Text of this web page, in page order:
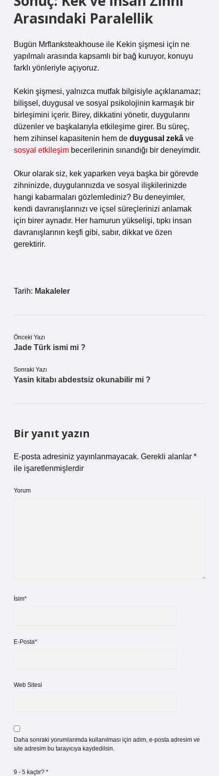
Arasındaki Paralellik
Bugün Mrflanksteakhouse ile Kekin şişmesi için ne
yapılmalı arasında kapsamlı bir bağ kuruyor, konuyu
farklı yönleriyle açıyoruz.
Kekin şişmesi, yalnızca mutfak bilgisiyle açıklanamaz;
bilişsel, duygusal ve sosyal psikolojinin karmaşık bir
birleşimini içerir. Birey, dikkatini yönetir, duygularını
düzenler ve başkalarıyla etkileşime girer. Bu süreç,
hem zihinsel kapasitenin hem de duygusal zekâ ve
sosyal etkileşim becerilerinin sınandığı bir deneyimdir.
Okur olarak siz, kek yaparken veya başka bir görevde
zihninizde, duygularınızda ve sosyal ilişkilerinizde
hangi kabarmaları gözlemlediniz? Bu deneyimler,
kendi davranışlarınızı ve içsel süreçlerinizi anlamak
için birer aynadır. Her hamurun yükselişi, tıpkı insan
davranışlarının keşfi gibi, sabır, dikkat ve özen
gerektirir.
Tarih: Makaleler
Önceki Yazı
Jade Türk ismi mi ?
Sonraki Yazı
Yasin kitabı abdestsiz okunabilir mi ?
Bir yanıt yazın
E-posta adresiniz yayınlanmayacak. Gerekli alanlar *
ile işaretlenmişlerdir
Yorum
İsim*
E-Posta*
Web Sitesi
Daha sonraki yorumlarımda kullanılması için adım, e-posta adresim ve
site adresim bu tarayıcıya kaydedilsin.
9 - 5 kaçtır? *